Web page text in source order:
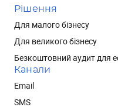
Рішення
Для малого бізнесу
Для великого бізнесу
Безкоштовний аудит для
Канали
Email
SMS